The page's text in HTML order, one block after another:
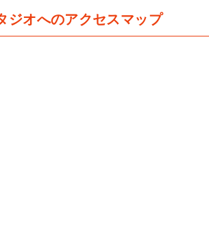
ジオへのアクセスマップ